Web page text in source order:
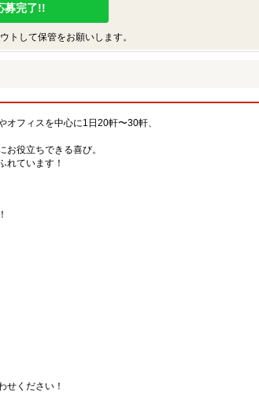
募完了!!
トして保管をお願いします。
フィスを中心に1日20軒〜30軒、
役立ちできる喜び。
れています！
せください！